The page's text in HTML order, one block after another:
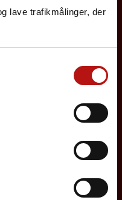
lave trafikmålinger, der